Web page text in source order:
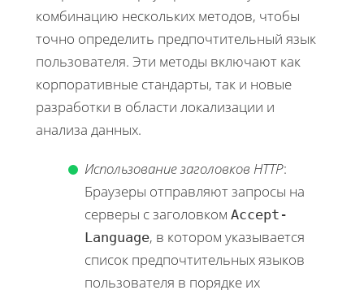
комбинацию нескольких методов, чтобы
точно определить предпочтительный язык
пользователя. Эти методы включают как
корпоративные стандарты, так и новые
разработки в области локализации и
анализа данных.
Использование заголовков HTTP:
Браузеры отправляют запросы на
серверы с заголовком Accept-
Language, в котором указывается
список предпочтительных языков
пользователя в порядке их